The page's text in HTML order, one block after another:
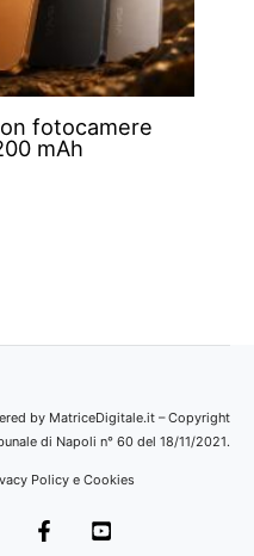
fotocamere
mAh
by MatriceDigitale.it – Copyright
di Napoli n° 60 del 18/11/2021.
Policy e Cookies